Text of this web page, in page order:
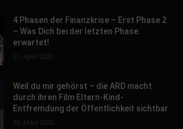
4 Phasen der Finanzkrise – Erst Phase 2
– Was Dich bei der letzten Phase
erwartet!
21. April 2020
Weil du mir gehörst – die ARD macht
durch ihren Film Eltern-Kind-
Entfremdung der Öffentlichkeit sichtbar
26. März 2020